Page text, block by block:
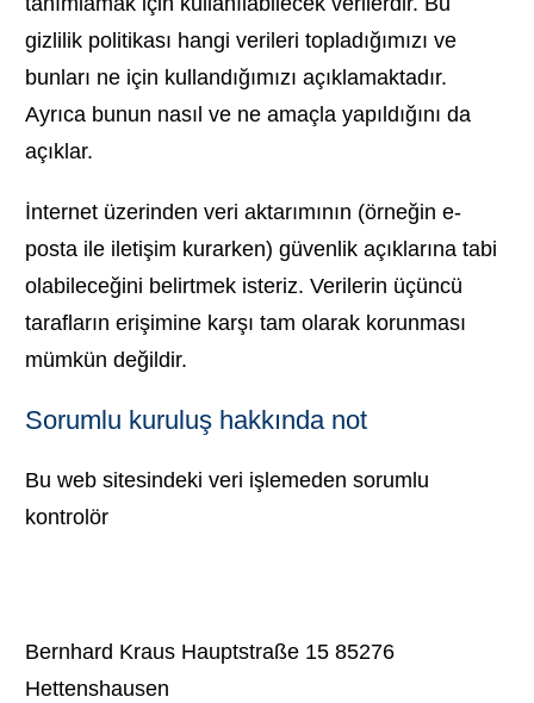
gizlilik politikası hangi verileri topladığımızı ve
bunları ne için kullandığımızı açıklamaktadır.
Ayrıca bunun nasıl ve ne amaçla yapıldığını da
açıklar.
İnternet üzerinden veri aktarımının (örneğin e-
posta ile iletişim kurarken) güvenlik açıklarına tabi
olabileceğini belirtmek isteriz. Verilerin üçüncü
tarafların erişimine karşı tam olarak korunması
mümkün değildir.
Sorumlu kuruluş hakkında not
Bu web sitesindeki veri işlemeden sorumlu
kontrolör
Bernhard Kraus Hauptstraße 15 85276
Hettenshausen